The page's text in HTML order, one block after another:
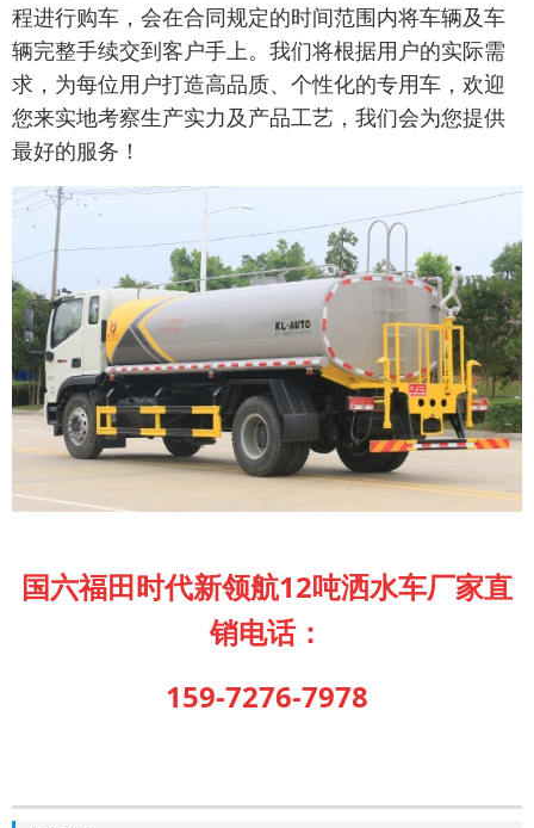
程进行购车，会在合同规定的时间范围内将车辆及车
辆完整手续交到客户手上。我们将根据用户的实际需
求，为每位用户打造高品质、个性化的专用车，欢迎
您来实地考察生产实力及产品工艺，我们会为您提供
最好的服务！
国六福田时代新领航12吨洒水车厂家直
销电话：
159-7276-7978